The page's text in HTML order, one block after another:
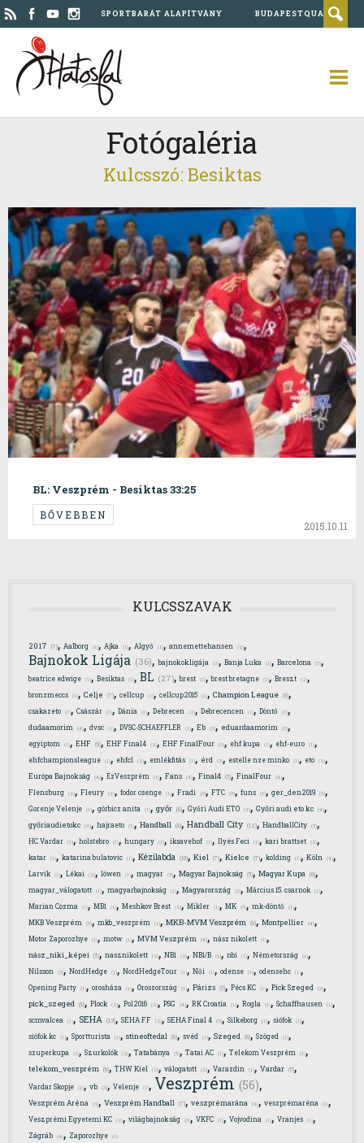
SPORTBARÁT ALAPÍTVÁNY BUDAPESTQUAD
Fotógaléria
Kulcsszó: Besiktas
BL: Veszprém - Besiktas 33:25
BŐVEBBEN
2015.10.11
KULCSSZAVAK
2017 (7), Aalborg (1), Ajka (1), Algyő (1), annemettehansen (2),
Bajnokok Ligája (36), bajnokokligája (3), Banja Luka (1), Barcelona (3),
beatrice edwige (1), Besiktas (1), BL (27),brest (1),brest bretagne (1), Breszt (2),
bronzmeccs (1), Celje (7), cellcup (1), cellcup2015 (1), Champion League (8),
csakazeto (1), Császár (1), Dánia (1), Debrecen (2), Debrecencen (1), Döntő (1),
dudaamorim (4), dvsc (1), DVSC-SCHAEFFLER (1), Eb (3), eduardaamorim (3),
egyiptom (1), EHF (6), EHF Final4 (2), EHF FinalFour (3), ehf kupa (1), ehf-euro (1),
ehfchampionsleague (1), ehfcl (2), emlékfitás (1), érd (3), estelle nze minko (1), eto (2),
Európa Bajnokság (4), EzVeszprém (1), Fans (4), Final4 (5), FinalFour (4),
Flensburg (2), Fleury (2), fodor csenge (1), Fradi (3), FTC (3), funs (1), ger_den2019 (3),
Gorenje Velenje (1), görbicz anita (1), győr (8), Győri Audi ETO (2), Győri audi eto kc (4),
győriaudietokc (4), hajraeto (1), Handball (8), Handball City (12), HandballCity (3),
HC Vardar (1), holstebro (1), hungary (1), iksavehof (1), Ilyés Feci (1), kari brattset (2),
katar (1), katarina bulatovic (1), Kézilabda (10), Kiel (7), Kielce (7), kolding (1), Köln (4),
Larvik (1), Lékai (2), löwen (1), magyar (3), Magyar Bajnokság (5), Magyar Kupa (6),
magyar_válogatott (1), magyarbajnokság (1), Magyarország (3), Március 15. csarnok (1),
Marian Cozma (1), MB1 (1), Meshkov Brest (2), Mikler (1), MK (3), mk-döntő (1),
MKB Veszprém (3), mkb_veszprém (1), MKB-MVM Veszprém (8), Montpellier (4),
Motor Zaporozhye (1), motw (1), MVM Veszprém (4), nász nikolett (1),
nász_niki_képei (5), nasznikolett (2), NB1 (2), NB1/B (1), nbi (1), Németország (1),
Nilsson (3), NordHedge (1), NordHedgeTour (1), Női (1), odense (1), odensehc (1),
Opening Party (1), orosháza (1), Oroszország (1), Párizs (5), Pécs KC (1), Pick Szeged (3),
pick_szeged (8), Plock (2), Pol2016 (2), PSG (4), RK Croatia (1), Rogla (1), Schaffhausen (1),
scmvalcea (1), SEHA (13), SEHA FF (2), SEHA Final 4 (3), Silkeborg (1), siófok (1),
siófok kc (1), Sportturista (1), stineoftedal (6), svéd (1), Szeged (6), Szöged (1),
szuperkupa (1), Szurkolók (2), Tatabánya (3), Tatai AC (1), Telekom Veszprém (1),
telekom_veszprém (6), THW Kiel (2), válogatott (2), Varazdin (1), Vardar (5),
Vardar Skopje (1), vb (3), Velenje (1), Veszprém (56),
Veszprém Aréna (3), Veszprém Handball (7), veszprémarána (4), veszprémaréna (1),
Veszprémi Egyetemi KC (2), világbajnokság (3), VKFC (1), Vojvodina (1), Vranjes (1),
Zágráb (4), Zaporozhye (1)